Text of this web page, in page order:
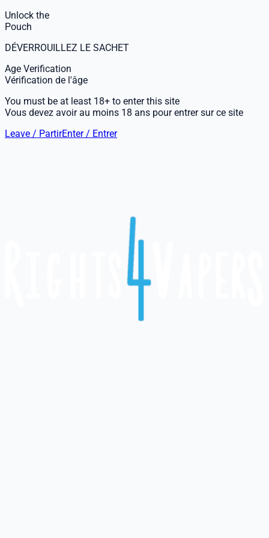
Unlock the
Pouch
DÉVERROUILLEZ LE SACHET
Age Verification
Vérification de l'âge
You must be at least 18+ to enter this site
Vous devez avoir au moins 18 ans pour entrer sur ce site
Leave / PartirEnter / Entrer